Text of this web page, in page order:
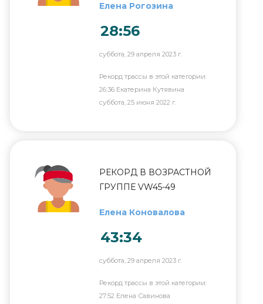
Елена Рогозина
28:56
суббота, 29 апреля 2023 г.
Рекорд трассы в этой категории:
26:36 Екатерина Кутявина
суббота, 25 июня 2022 г.
РЕКОРД В ВОЗРАСТНОЙ
ГРУППЕ VW45-49
Елена Коновалова
43:34
суббота, 29 апреля 2023 г.
Рекорд трассы в этой категории:
27:52 Елена Савинова